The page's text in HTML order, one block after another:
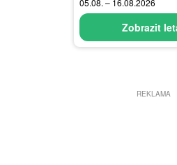
05.08. – 16.08.2026
Zobrazit
REKLAMA